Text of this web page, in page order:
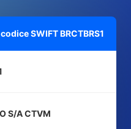
SWIFTBRCTBRS1
S/A CTVM